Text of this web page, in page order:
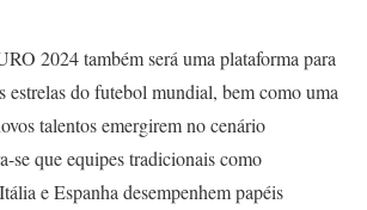
2024 também será uma plataforma para
estrelas do futebol mundial, bem como uma
talentos emergirem no cenário
se que equipes tradicionais como
e Espanha desempenhem papéis